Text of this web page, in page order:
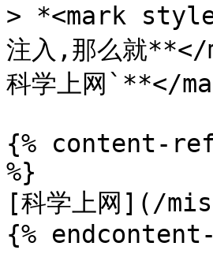
> *<mark
注入,那么就
科学上网`**</
{% content-ref
%}
[科学上网](/
{%